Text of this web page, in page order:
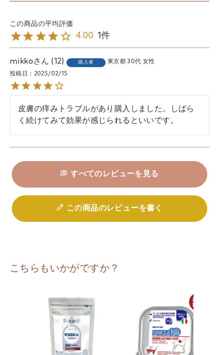
4.00 1
mikko 12 購入者 東京都 30代 女性
投稿日 2025/02/15
皮膚の痒みトラブルがあり購入しました。しばら
く続けてみて効果が感じられるといいです。
すべてのレビューを見る
この商品のレビューを書く
こちらもいかがですか？